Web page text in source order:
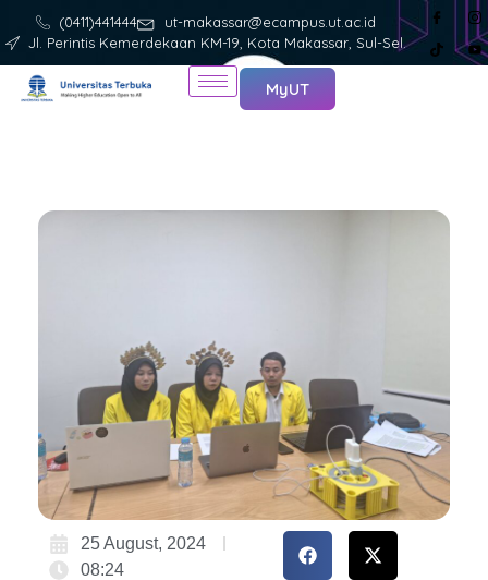
(0411)441444
ut-makassar@ecampus.ut.ac.id
Jl. Perintis Kemerdekaan KM-19, Kota Makassar, Sul-Sel.
MyUT
25 August, 2024
08:24